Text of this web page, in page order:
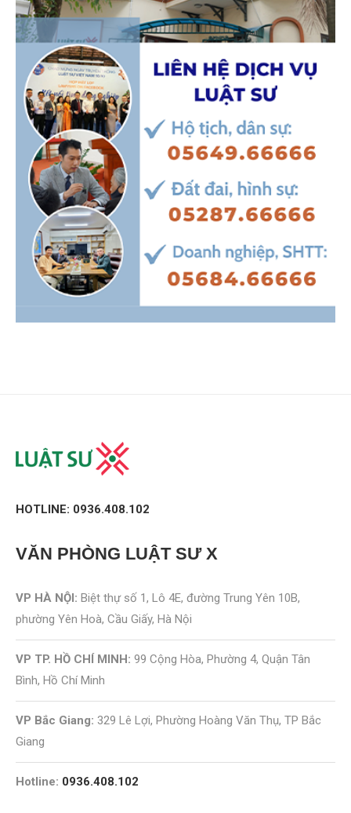
HOTLINE: 0936.408.102
VĂN PHÒNG LUẬT SƯ X
VP HÀ NỘI: Biệt thự số 1, Lô 4E, đường Trung Yên 10B,
phường Yên Hoà, Cầu Giấy, Hà Nội
VP TP. HỒ CHÍ MINH: 99 Cộng Hòa, Phường 4, Quận Tân
Bình, Hồ Chí Minh
VP Bắc Giang: 329 Lê Lợi, Phường Hoàng Văn Thụ, TP Bắc
Giang
Hotline: 0936.408.102